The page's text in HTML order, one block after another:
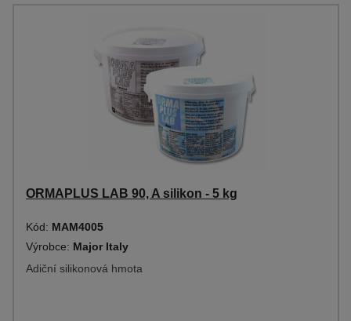
ORMAPLUS LAB 90, A silikon - 5 kg
Kód: MAM4005
Výrobce: Major Italy
Adiční silikonová hmota